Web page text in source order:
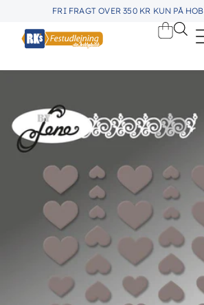
FRI FRAGT OVER 350 KR KUN PÅ